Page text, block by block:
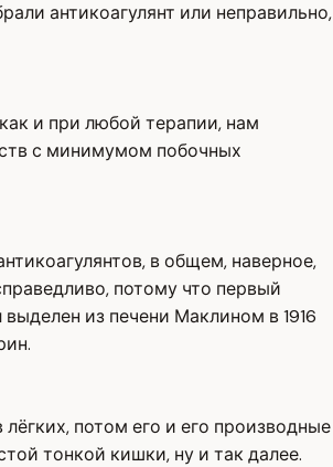
антикоагулянт или неправильно,
и при любой терапии, нам
с минимумом побочных
в общем, наверное,
потому что первый
выделен из печени Маклином в 1916
потом его и его производные
тонкой кишки, ну и так далее.